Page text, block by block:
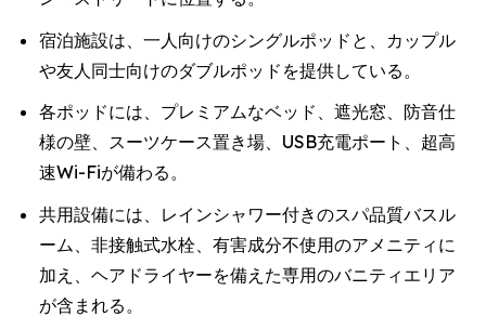
宿泊施設は、一人向けのシングルポッドと、カップル
や友人同士向けのダブルポッドを提供している。
各ポッドには、プレミアムなベッド、遮光窓、防音仕
様の壁、スーツケース置き場、USB充電ポート、超高
速Wi-Fiが備わる。
共用設備には、レインシャワー付きのスパ品質バスル
ーム、非接触式水栓、有害成分不使用のアメニティに
加え、ヘアドライヤーを備えた専用のバニティエリア
が含まれる。